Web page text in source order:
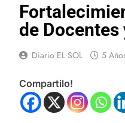
de
Diario EL SOL 5
Compartilo!